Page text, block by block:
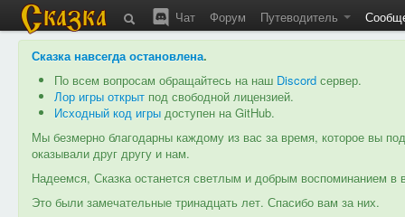
Чат Форум Путеводитель
Сказка навсегда остановлена.
По всем вопросам обращайтесь на наш Discord сервер.
Лор игры открыт под свободной лицензией.
Исходный код игры доступен на GitHub.
Мы безмерно благодарны каждому из вас за время, которое вы
оказывали друг другу и нам.
Надеемся, Сказка останется светлым и добрым воспоминанием
Это были замечательные тринадцать лет. Спасибо вам за них.